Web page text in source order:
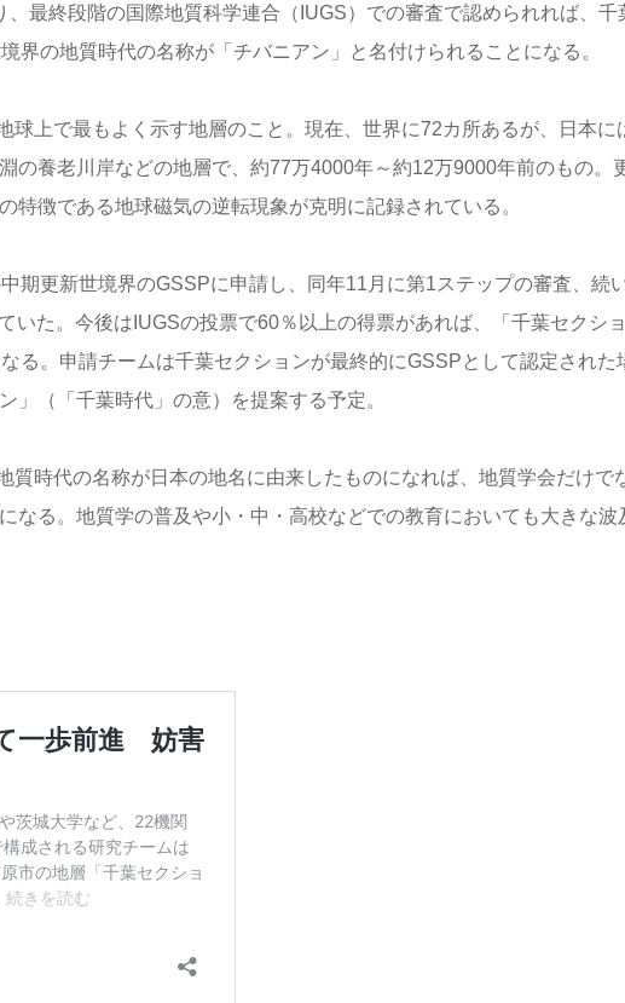
最終段階の国際地質科学連合（IUGS）での審査で認められれば、千
界の地質時代の名称が「チバニアン」と名付けられることになる。
上で最もよく示す地層のこと。現在、世界に72カ所あるが、日本に
の養老川岸などの地層で、約77万4000年～約12万9000年前のもの。
特徴である地球磁気の逆転現象が克明に記録されている。
期更新世境界のGSSPに申請し、同年11月に第1ステップの審査、続
いた。今後はIUGSの投票で60％以上の得票があれば、「千葉セクショ
る。申請チームは千葉セクションが最終的にGSSPとして認定された
」（「千葉時代」の意）を提案する予定。
質時代の名称が日本の地名に由来したものになれば、地質学会だけで
なる。地質学の普及や小・中・高校などでの教育においても大きな波